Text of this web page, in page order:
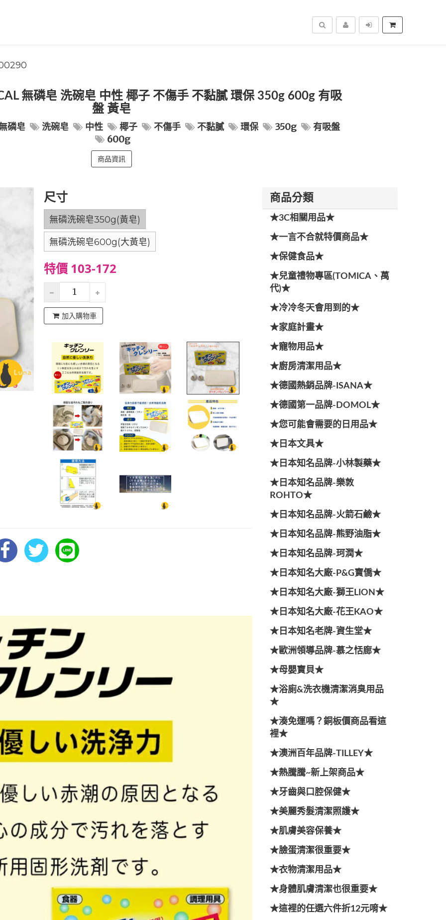
搜尋
無磷皂 洗碗皂 中性 椰子 不傷手 不黏膩 環保 350g 600g 有吸
盤 黃皂
磷皂 洗碗皂 中性 椰子 不傷手 不黏膩 環保 350g
有吸盤
600g
商品資訊
尺寸
無磷洗碗皂350g(黃皂)
無磷洗碗皂600g(大黃皂)
特價 103-172
加入購物車
商品分類
★3C相關用品★
★一言不合就特價商品★
★保健食品★
★兒童禮物專區(TOMICA、萬
代)★
★冷冷冬天會用到的★
★家庭計畫★
★寵物用品★
★廚房清潔用品★
★德國熱銷品牌-ISANA★
★德國第一品牌-DOMOL★
★您可能會需要的日用品★
★日本文具★
★日本知名品牌-小林製藥★
★日本知名品牌-樂敦
ROHTO★
★日本知名品牌-火箭石鹼★
★日本知名品牌-熊野油脂★
★日本知名品牌-珂潤★
★日本知名大廠-P&G寶僑★
★日本知名大廠-獅王LION★
★日本知名大廠-花王KAO★
★日本知名老牌-資生堂★
★歐洲領導品牌-慕之恬廊★
★母嬰寶貝★
★浴廁&洗衣機清潔消臭用品
★
★湊免運嗎？銅板價商品看這
裡★
★澳洲百年品牌-TILLEY★
★熱騰騰~新上架商品★
★牙齒與口腔保健★
★美麗秀髮清潔照護★
★肌膚美容保養★
★臉蛋清潔很重要★
★衣物清潔用品★
★身體肌膚清潔也很重要★
★這裡的任選六件折12元唷★